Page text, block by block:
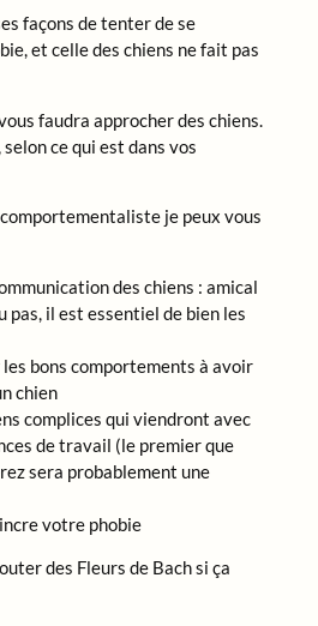
façons de tenter de se
et celle des chiens ne fait pas
faudra approcher des chiens.
ce qui est dans vos
je peux vous
des chiens : amical
pas, il est essentiel de bien les
bons comportements à avoir
chien
complices qui viendront avec
de travail (le premier que
sera probablement une
votre phobie
des Fleurs de Bach si ça